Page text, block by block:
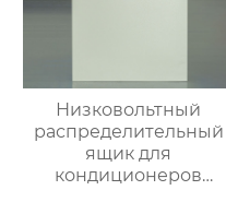
Низковольтный
распределительный
ящик для
кондиционеров